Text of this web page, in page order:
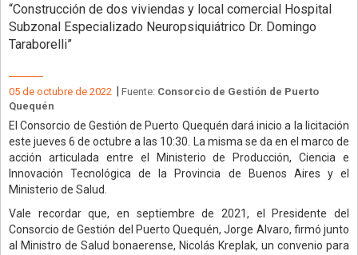
“Construcción de dos viviendas y local comercial Hospital
Subzonal Especializado Neuropsiquiátrico Dr. Domingo
Taraborelli”
05 de octubre de 2022 Fuente: Consorcio de Gestión de Puerto
Quequén
El Consorcio de Gestión de Puerto Quequén dará inicio a la licitación
este jueves 6 de octubre a las 10:30. La misma se da en el marco de
acción articulada entre el Ministerio de Producción, Ciencia e
Innovación Tecnológica de la Provincia de Buenos Aires y el
Ministerio de Salud.
Vale recordar que, en septiembre de 2021, el Presidente del
Consorcio de Gestión del Puerto Quequén, Jorge Alvaro, firmó junto
al Ministro de Salud bonaerense, Nicolás Kreplak, un convenio para